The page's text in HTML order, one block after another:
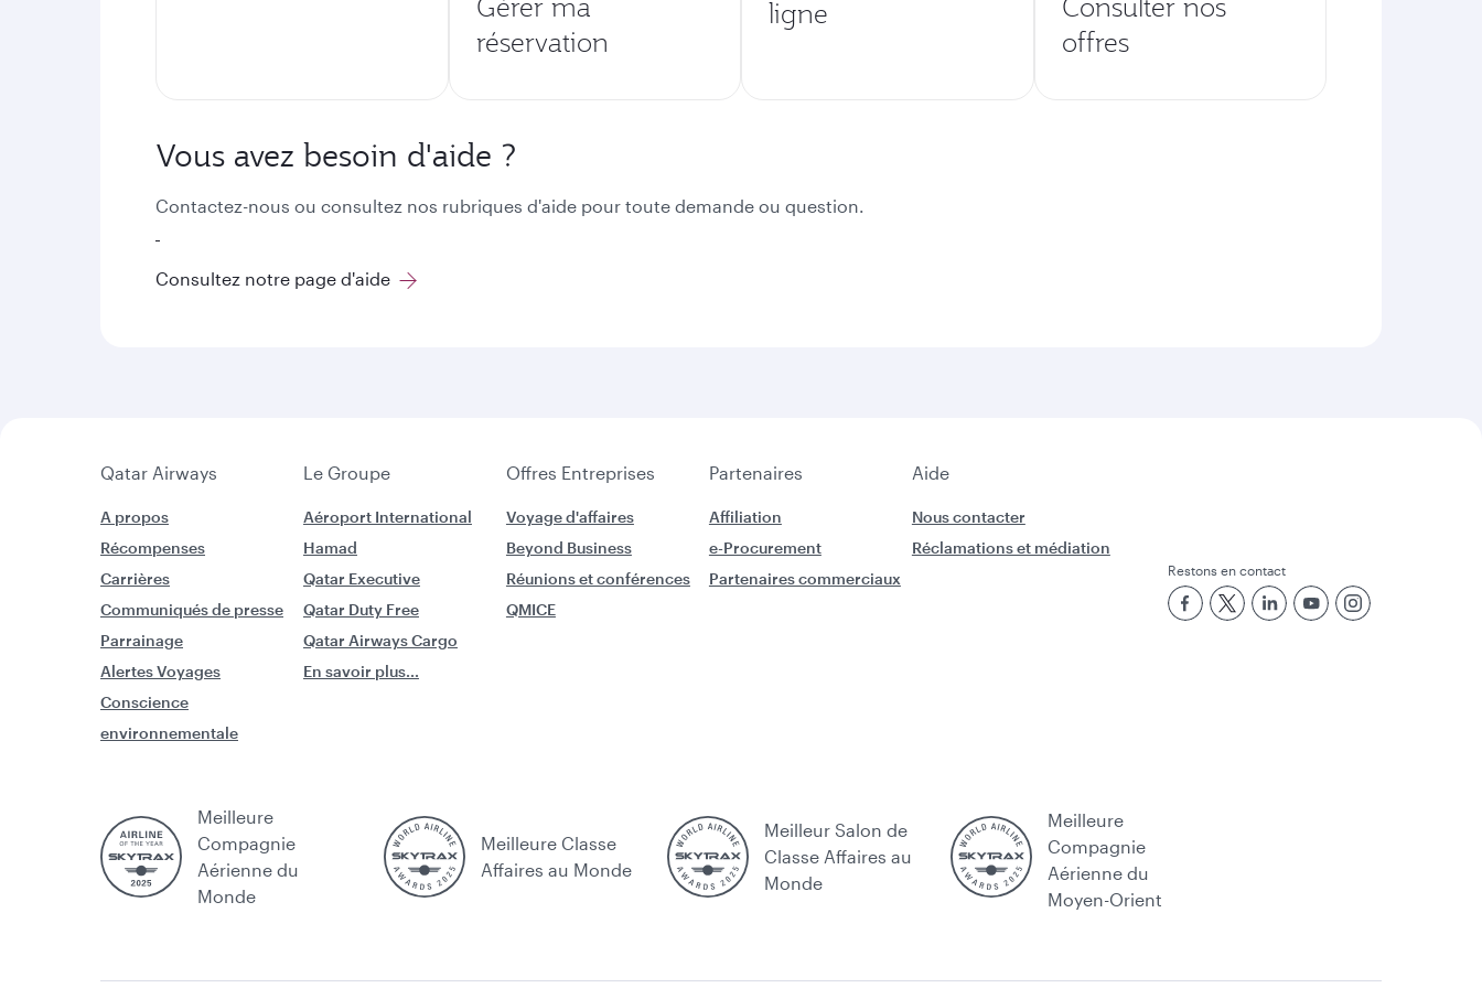
réservation
ligne
offres
Vous avez besoin d'aide ?
Contactez-nous ou consultez nos rubriques d'aide pour toute demande ou question.
Consultez notre page d'aide
Qatar Airways Le Groupe Offres Entreprises Partenaires Aide
A propos
Récompenses
Carrières
Communiqués de presse
Parrainage
Alertes Voyages
Conscience
environnementale
Aéroport International
Hamad
Qatar Executive
Qatar Duty Free
Qatar Airways Cargo
En savoir plus...
Voyage d'affaires
Beyond Business
Réunions et conférences
QMICE
Affiliation
e-Procurement
Partenaires commerciaux
Nous contacter
Réclamations et médiation
Restons en contact
Meilleure
Compagnie
Aérienne du
Monde
Meilleure Classe
Affaires au Monde
Meilleur Salon de
Classe Affaires au
Monde
Meilleure
Compagnie
Aérienne du
Moyen-Orient